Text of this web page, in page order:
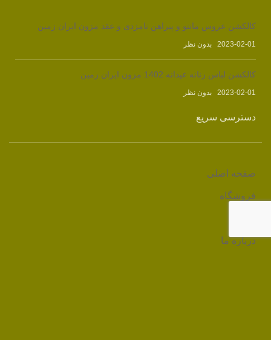
کالکشن عروس مانتو و پیراهن نامزدی و عقد مزون ایران زمین
2023-02-01 بدون نظر
کالکشن لباس زنانه عیدانه 1402 مزون ایران زمین
2023-02-01 بدون نظر
دسترسی سریع
صفحه اصلی
فروشگاه
درباره ما